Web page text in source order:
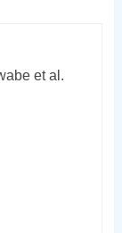
et al.